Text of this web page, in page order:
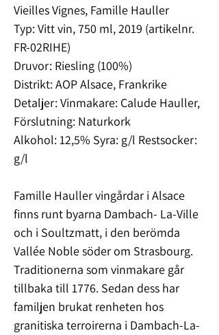
Vieilles Vignes, Famille Hauller
Typ: Vitt vin, 750 ml, 2019 (artikelnr.
FR-02RIHE)
Druvor: Riesling (100%)
Distrikt: AOP Alsace, Frankrike
Detaljer: Vinmakare: Calude Hauller,
Förslutning: Naturkork
Alkohol: 12,5% Syra: g/l Restsocker:
g/l
Famille Hauller vingårdar i Alsace
finns runt byarna Dambach- La-Ville
och i Soultzmatt, i den berömda
Vallée Noble söder om Strasbourg.
Traditionerna som vinmakare går
tillbaka till 1776. Sedan dess har
familjen brukat renheten hos
granitiska terroirerna i Dambach-La-